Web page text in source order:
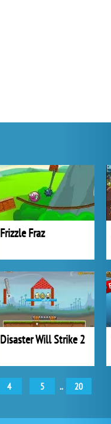
Frizzle Fraz
Disaster Will Strike 2
4 5 .. 20